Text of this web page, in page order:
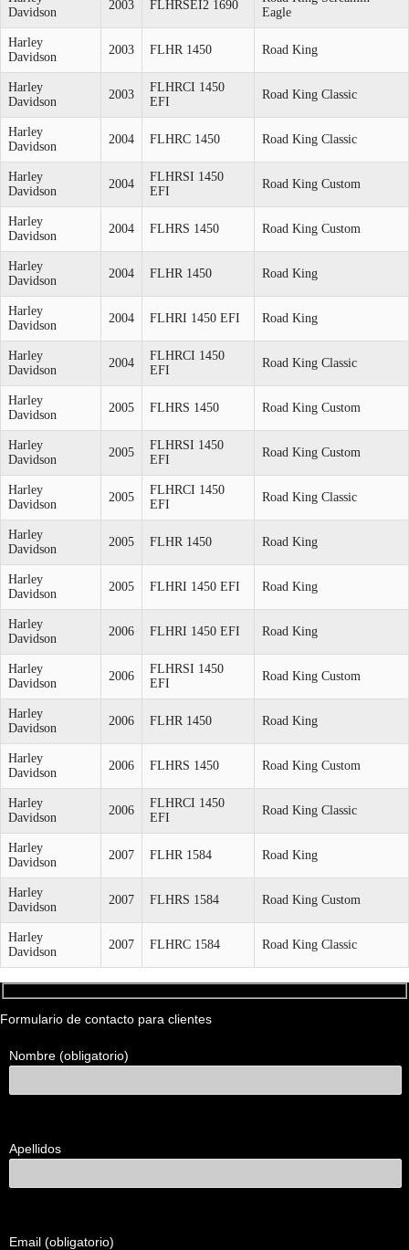
Davidson
2003 FLHRSEI2 1690
Eagle
Harley
Davidson
2003 FLHR 1450 Road King
Harley
Davidson
2003
FLHRCI 1450
EFI
Road King Classic
Harley
Davidson
2004 FLHRC 1450 Road King Classic
Harley
Davidson
2004
FLHRSI 1450
EFI
Road King Custom
Harley
Davidson
2004 FLHRS 1450 Road King Custom
Harley
Davidson
2004 FLHR 1450 Road King
Harley
Davidson
2004 FLHRI 1450 EFI Road King
Harley
Davidson
2004
FLHRCI 1450
EFI
Road King Classic
Harley
Davidson
2005 FLHRS 1450 Road King Custom
Harley
Davidson
2005
FLHRSI 1450
EFI
Road King Custom
Harley
Davidson
2005
FLHRCI 1450
EFI
Road King Classic
Harley
Davidson
2005 FLHR 1450 Road King
Harley
Davidson
2005 FLHRI 1450 EFI Road King
Harley
Davidson
2006 FLHRI 1450 EFI Road King
Harley
Davidson
2006
FLHRSI 1450
EFI
Road King Custom
Harley
Davidson
2006 FLHR 1450 Road King
Harley
Davidson
2006 FLHRS 1450 Road King Custom
Harley
Davidson
2006
FLHRCI 1450
EFI
Road King Classic
Harley
Davidson
2007 FLHR 1584 Road King
Harley
Davidson
2007 FLHRS 1584 Road King Custom
Harley
Davidson
2007 FLHRC 1584 Road King Classic
Formulario de contacto para clientes
Nombre (obligatorio)
Apellidos
Email (obligatorio)